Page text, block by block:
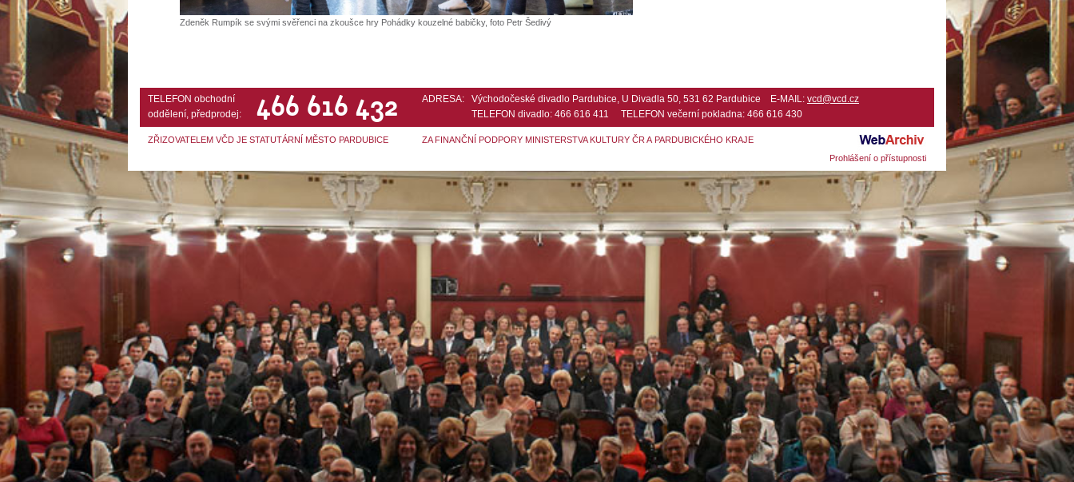
Zdeněk Rumpík se svými svěřenci na zkoušce hry Pohádky kouzelné babičky, foto Petr Šedivý
TELEFON obchodní
oddělení, předprodej:
466 616 432 ADRESA: Východočeské divadlo Pardubice, U Divadla 50, 531 62 Pardubice E-MAIL: vcd@vcd.cz
TELEFON divadlo: 466 616 411 TELEFON večerní pokladna: 466 616 430
ZŘIZOVATELEM VČD JE STATUTÁRNÍ MĚSTO PARDUBICE
ZA FINANČNÍ PODPORY MINISTERSTVA KULTURY ČR A PARDUBICKÉHO KRAJE
Prohlášení o přístupnosti